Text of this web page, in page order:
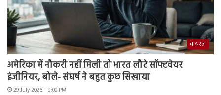
वायरल
अमेरिका में नौकरी नहीं मिली तो भारत लौटे सॉफ्टवेयर
इंजीनियर, बोले- संघर्ष ने बहुत कुछ सिखाया
29 July 2026 - 8:00 PM